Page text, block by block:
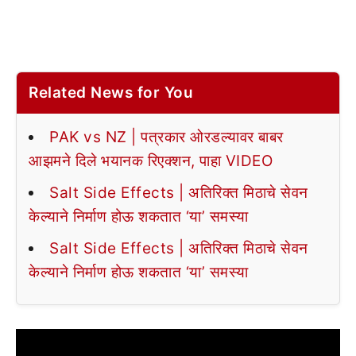
Related News for You
PAK vs NZ | पत्रकार ओरडल्यावर बाबर
आझमने दिले भयानक रिएक्शन, पाहा VIDEO
Salt Side Effects | अतिरिक्त मिठाचे सेवन
केल्याने निर्माण होऊ शकतात ‘या’ समस्या
Salt Side Effects | अतिरिक्त मिठाचे सेवन
केल्याने निर्माण होऊ शकतात ‘या’ समस्या